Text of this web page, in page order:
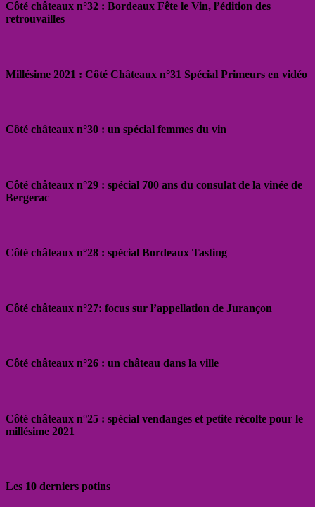
Côté châteaux n°32 : Bordeaux Fête le Vin, l’édition des
retrouvailles
Millésime 2021 : Côté Châteaux n°31 Spécial Primeurs en vidéo
Côté châteaux n°30 : un spécial femmes du vin
Côté châteaux n°29 : spécial 700 ans du consulat de la vinée de
Bergerac
Côté châteaux n°28 : spécial Bordeaux Tasting
Côté châteaux n°27: focus sur l’appellation de Jurançon
Côté châteaux n°26 : un château dans la ville
Côté châteaux n°25 : spécial vendanges et petite récolte pour le
millésime 2021
Les 10 derniers potins